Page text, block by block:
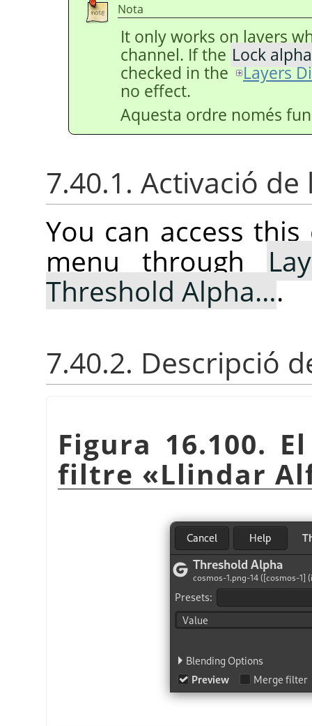
Nota
It only works on layers
channel. If the Lock
checked in the Layers
no effect.
Aquesta ordre només
7.40.1. Activació
You can access
menu through
Threshold Alpha….
7.40.2. Descripció
Figura 16.100.
filtre «Llindar